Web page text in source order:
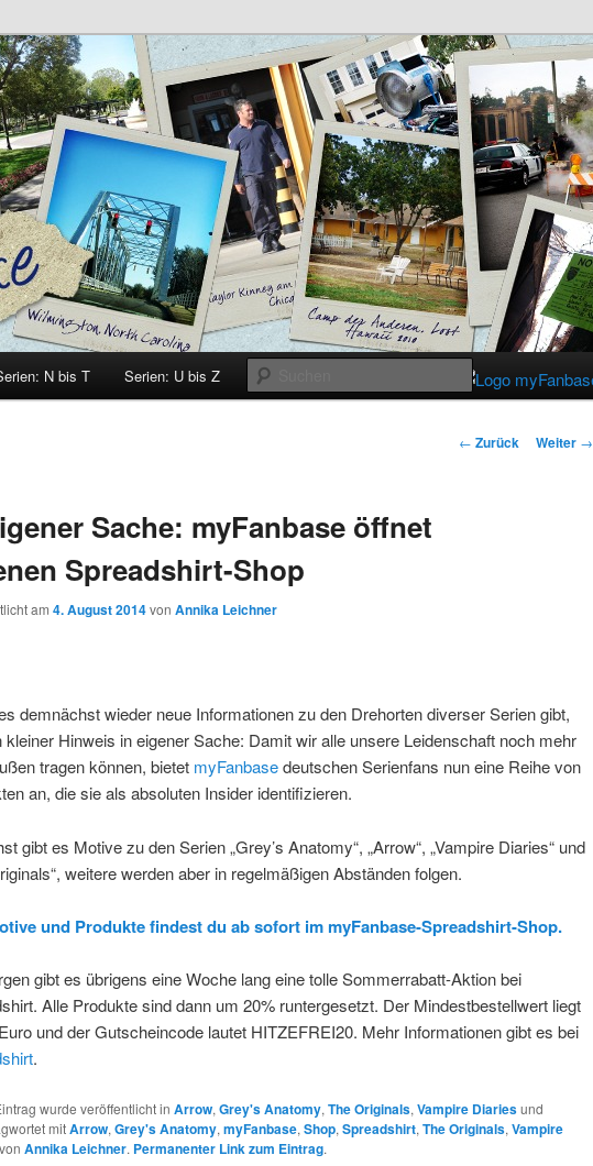
Suchen
N bis T Serien: U bis Z
Beitrags-
← Zurück Weiter →
Sache: myFanbase öffnet
Spreadshirt-Shop
am 4. August 2014von Annika Leichner
demnächst wieder neue Informationen zu den Drehorten diverser Serien gibt,
kleiner Hinweis in eigener Sache: Damit wir alle unsere Leidenschaft noch mehr
tragen können, bietet myFanbasedeutschen Serienfans nun eine Reihe von
an, die sie als absoluten Insider identifizieren.
gibt es Motive zu den Serien „Grey’s Anatomy“, „Arrow“, „Vampire Diaries“ und
weitere werden aber in regelmäßigen Abständen folgen.
und Produkte findest du ab sofort im myFanbase-Spreadshirt-Shop.
gibt es übrigens eine Woche lang eine tolle Sommerrabatt-Aktion bei
Alle Produkte sind dann um 20% runtergesetzt. Der Mindestbestellwert liegt
und der Gutscheincode lautet HITZEFREI20. Mehr Informationen gibt es bei
.
wurde veröffentlicht in Arrow, Grey's Anatomy, The Originals, Vampire Diariesund
mitArrow, Grey's Anatomy, myFanbase, Shop, Spreadshirt, The Originals, Vampire
von Annika Leichner. Permanenter Link zum Eintrag.